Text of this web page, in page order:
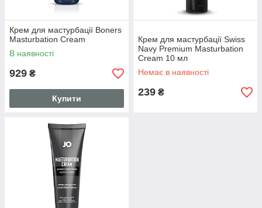
Крем для мастурбації Boners
Masturbation Cream
В наявності
929 ₴
Купити
Крем для мастурбації Swiss
Navy Premium Masturbation
Cream 10 мл
Немає в наявності
239 ₴